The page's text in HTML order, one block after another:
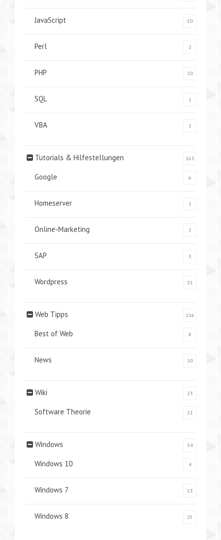
JavaScript 10
Perl 2
PHP 20
SQL 2
VBA 1
Tutorials & Hilfestellungen 163
Google 6
Homeserver 2
Online-Marketing 2
SAP 3
Wordpress 31
Web Tipps 116
Best of Web 8
News 20
Wiki 23
Software Theorie 11
Windows 34
Windows 10 4
Windows 7 13
Windows 8 25